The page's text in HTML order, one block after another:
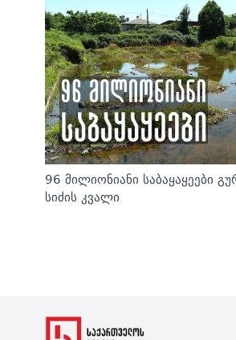
96 მილიონიანი საბაყაყეები
სიძის კვალი